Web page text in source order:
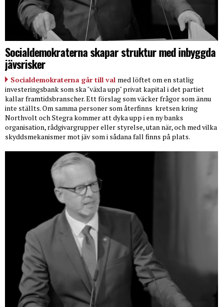
Socialdemokraterna skapar struktur med inbyggda
jävsrisker
Socialdemokraterna går till val med löftet om en statlig
investeringsbank som ska "växla upp" privat kapital i det partiet
kallar framtidsbranscher. Ett förslag som väcker frågor som ännu
inte ställts. Om samma personer som återfinns kretsen kring
Northvolt och Stegra kommer att dyka upp i en ny banks
organisation, rådgivargrupper eller styrelse, utan när, och med vilka
skyddsmekanismer mot jäv som i sådana fall finns på plats.